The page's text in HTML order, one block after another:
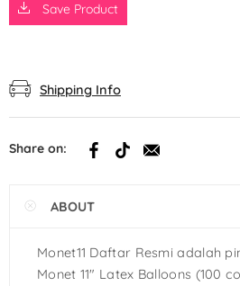
Save Product
Shipping Info
Share on:
ABOUT
Monet11 Daftar Resmi adalah
Monet 11″ Latex Balloons (100